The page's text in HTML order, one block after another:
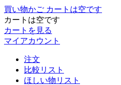
買い物かご カートは空です
カートは空です
カートを見る
マイアカウント
注文
比較リスト
ほしい物リスト